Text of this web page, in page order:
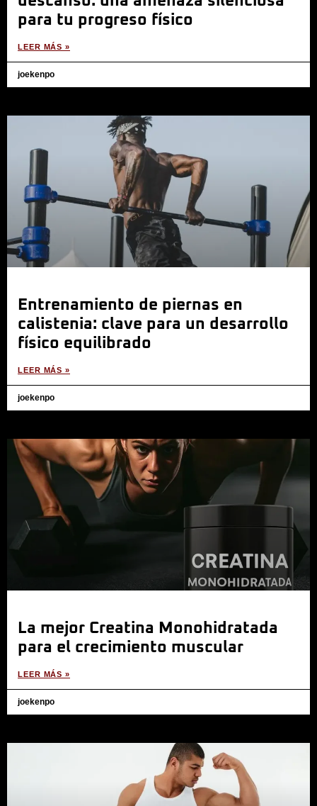
para tu progreso físico
LEER MÁS »
joekenpo
Entrenamiento de piernas en
calistenia: clave para un desarrollo
físico equilibrado
LEER MÁS »
joekenpo
La mejor Creatina Monohidratada
para el crecimiento muscular
LEER MÁS »
joekenpo